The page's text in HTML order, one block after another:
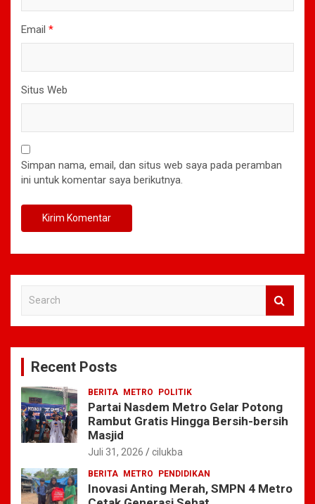
Email *
Situs Web
Simpan nama, email, dan situs web saya pada peramban
ini untuk komentar saya berikutnya.
c
Recent Posts
BERITA METRO POLITIK
Partai Nasdem Metro Gelar Potong
Rambut Gratis Hingga Bersih-bersih
Masjid
Juli 31, 2026 cilukba
BERITA METRO PENDIDIKAN
Inovasi Anting Merah, SMPN 4 Metro